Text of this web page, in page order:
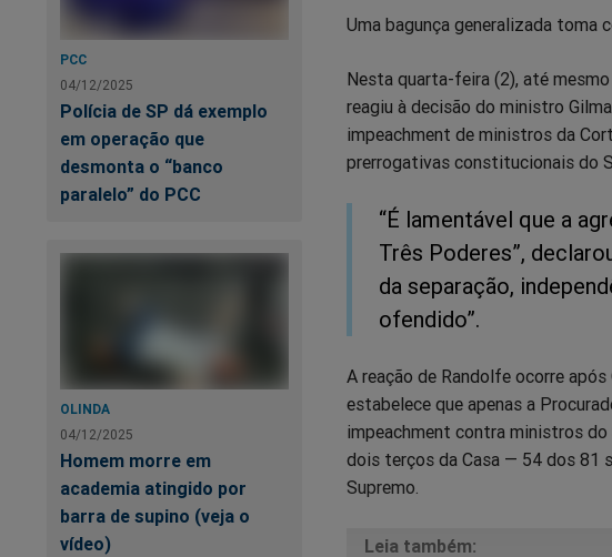
PCC
04/12/2025
Polícia de SP dá exemplo
em operação que
desmonta o “banco
paralelo” do PCC
OLINDA
04/12/2025
Homem morre em
academia atingido por
barra de supino (veja o
vídeo)
no
Facebook
no
Whatsapp
no
Twitter
no
Uma bagunça generalizada toma
Nesta quarta-feira (2), até
reagiu à decisão do ministro
impeachment de ministros da
prerrogativas constitucionais do
“É lamentável que a
Três Poderes”,
da separação,
ofendido”.
A reação de Randolfe ocorre
estabelece que apenas a
impeachment contra ministros
dois terços da Casa — 54 dos 81
Supremo.